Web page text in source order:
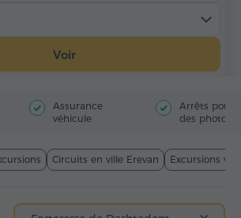
Voir
Assurance
véhicule
Arrêts pour
des photos
Circuits en ville Erevan Excursions